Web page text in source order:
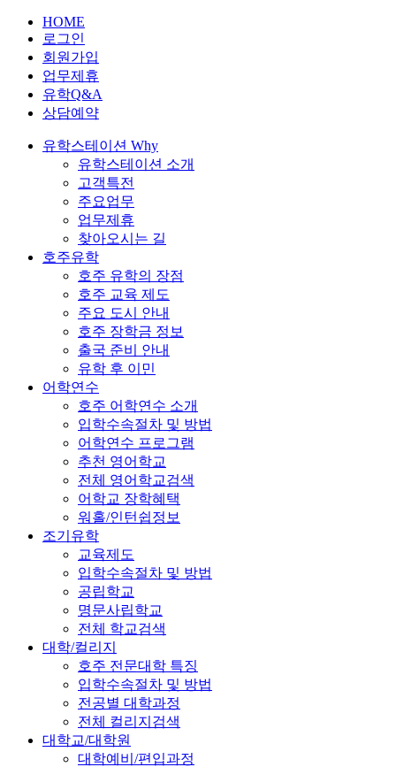
HOME
로그인
회원가입
업무제휴
유학Q&A
상담예약
유학스테이션 Why
유학스테이션 소개
고객특전
주요업무
업무제휴
찾아오시는 길
호주유학
호주 유학의 장점
호주 교육 제도
주요 도시 안내
호주 장학금 정보
출국 준비 안내
유학 후 이민
어학연수
호주 어학연수 소개
입학수속절차 및 방법
어학연수 프로그램
추천 영어학교
전체 영어학교검색
어학교 장학혜택
워홀/인턴쉽정보
조기유학
교육제도
입학수속절차 및 방법
공립학교
명문사립학교
전체 학교검색
대학/컬리지
호주 전문대학 특징
입학수속절차 및 방법
전공별 대학과정
전체 컬리지검색
대학교/대학원
대학예비/편입과정